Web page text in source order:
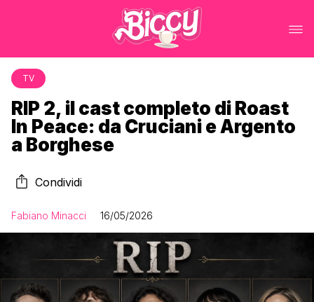
TV
RIP 2, il cast completo di Roast
In Peace: da Cruciani e Argento
a Borghese
Condividi
Fabiano Minacci 16/05/2026